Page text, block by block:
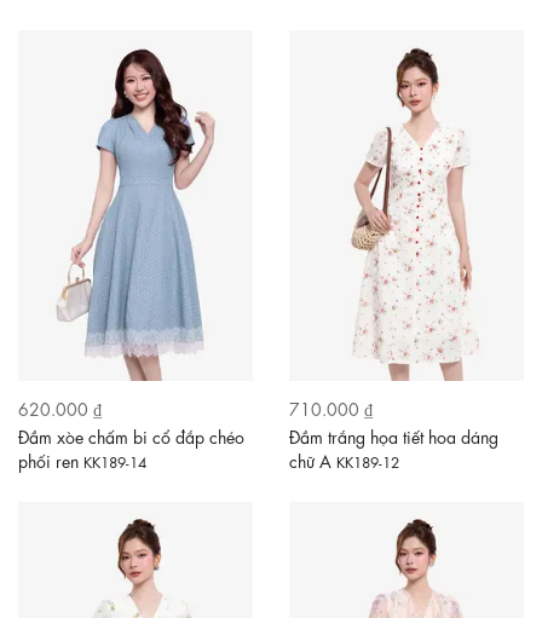
620.000 ₫
Đầm xòe chấm bi cổ đắp chéo
phối ren KK189-14
710.000 ₫
Đầm trắng họa tiết hoa dáng
chữ A KK189-12